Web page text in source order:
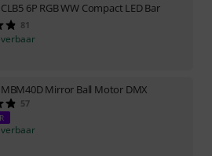
CLB5 6P RGB WW Compact LED Bar
81
MBM40D Mirror Ball Motor DMX
57